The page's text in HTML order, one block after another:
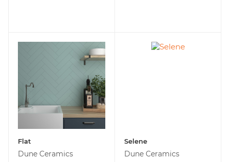
Flat
Dune Ceramics
Selene
Dune Ceramics